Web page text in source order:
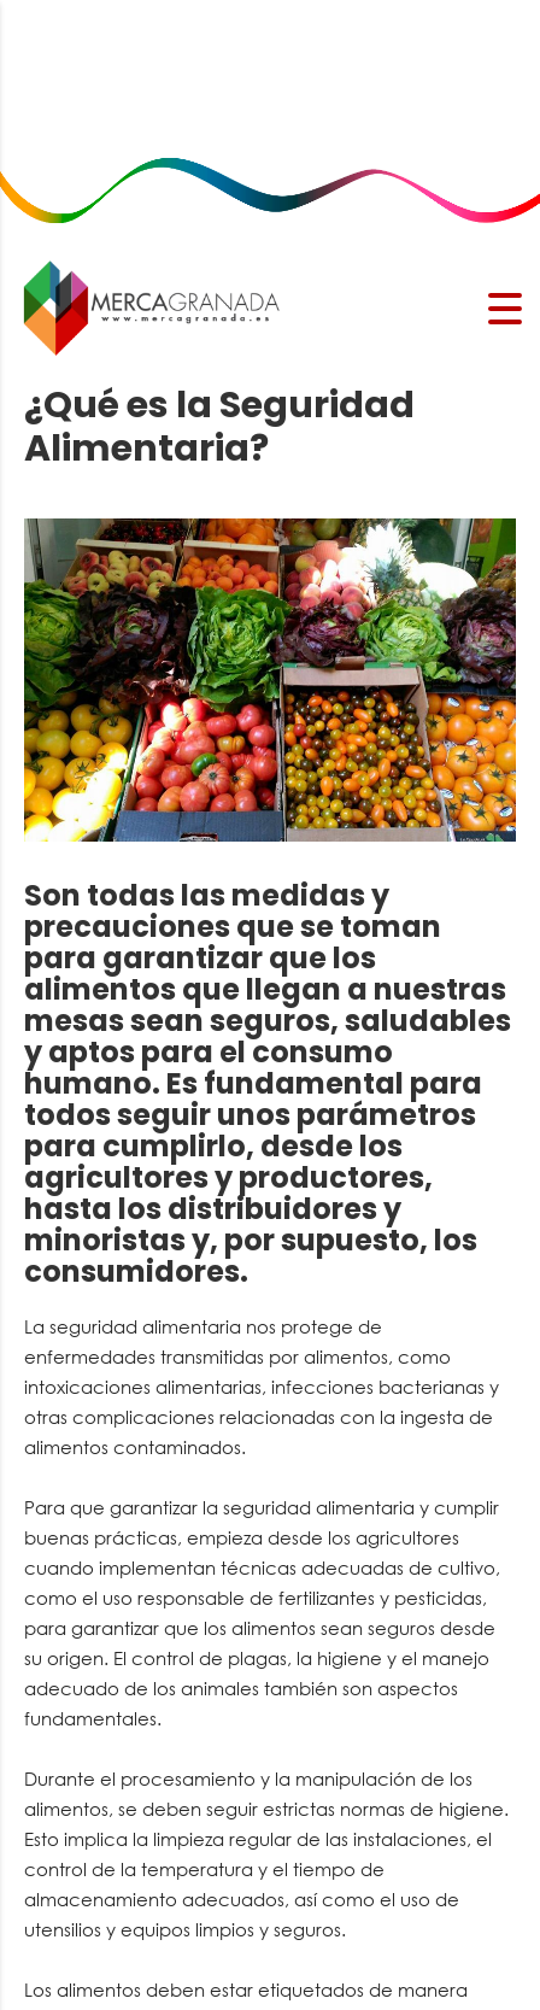
¿Qué es la Seguridad
Alimentaria?
Son todas las medidas y
precauciones que se toman
para garantizar que los
alimentos que llegan a nuestras
mesas sean seguros, saludables
y aptos para el consumo
humano. Es fundamental para
todos seguir unos parámetros
para cumplirlo, desde los
agricultores y productores,
hasta los distribuidores y
minoristas y, por supuesto, los
consumidores.
La seguridad alimentaria nos protege de
enfermedades transmitidas por alimentos, como
intoxicaciones alimentarias, infecciones bacterianas y
otras complicaciones relacionadas con la ingesta de
alimentos contaminados.
Para que garantizar la seguridad alimentaria y cumplir
buenas prácticas, empieza desde los agricultores
cuando implementan técnicas adecuadas de cultivo,
como el uso responsable de fertilizantes y pesticidas,
para garantizar que los alimentos sean seguros desde
su origen. El control de plagas, la higiene y el manejo
adecuado de los animales también son aspectos
fundamentales.
Durante el procesamiento y la manipulación de los
alimentos, se deben seguir estrictas normas de higiene.
Esto implica la limpieza regular de las instalaciones, el
control de la temperatura y el tiempo de
almacenamiento adecuados, así como el uso de
utensilios y equipos limpios y seguros.
Los alimentos deben estar etiquetados de manera